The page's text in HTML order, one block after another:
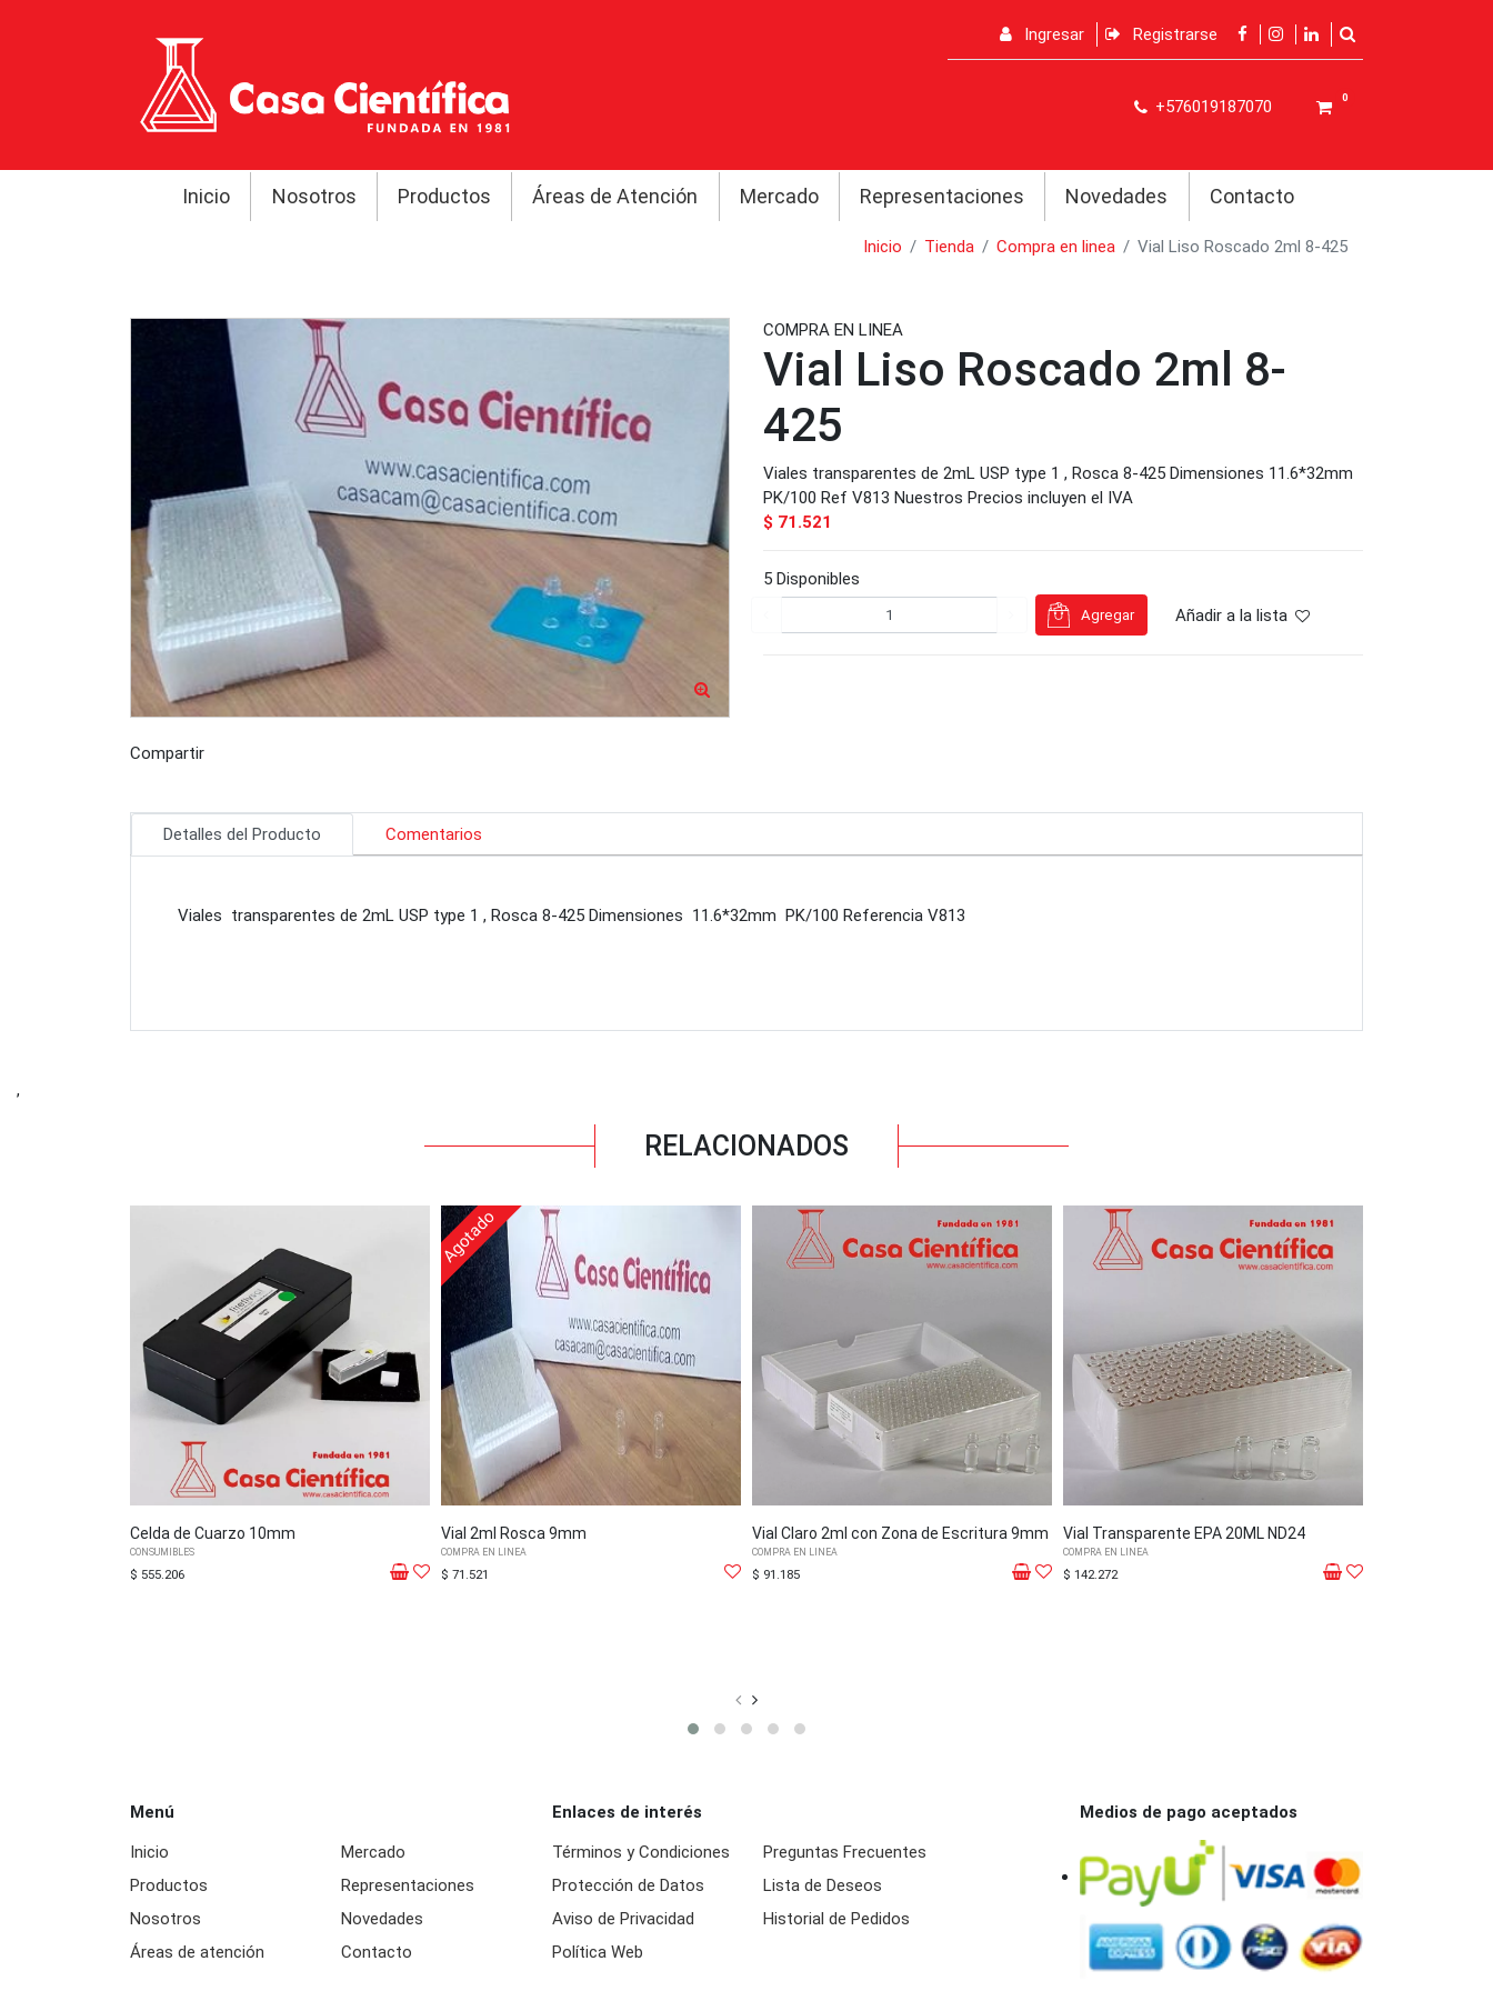
Ingresar Registrarse
+576019187070 0
Inicio Nosotros Productos Áreas de Atención Mercado Representaciones Novedades Contacto
Inicio Tienda Compra en linea Vial Liso Roscado 2ml 8-425
Compartir
COMPRA EN LINEA
Vial Liso Roscado 2ml 8-
425
Viales transparentes de 2mL USP type 1 , Rosca 8-425 Dimensiones 11.6*32mm
PK/100 Ref V813 Nuestros Precios incluyen el IVA
$ 71.521
5 Disponibles
Agregar Añadir a la lista
Detalles del Producto Comentarios
Viales transparentes de 2mL USP type 1 , Rosca 8-425 Dimensiones 11.6*32mm PK/100 Referencia V813
,
RELACIONADOS
Celda de Cuarzo 10mm
CONSUMIBLES
$ 555.206
Agotado
Vial 2ml Rosca 9mm
COMPRA EN LINEA
$ 71.521
Vial Claro 2ml con Zona de Escritura 9mm
COMPRA EN LINEA
$ 91.185
Vial Transparente EPA 20ML ND24
COMPRA EN LINEA
$ 142.272
Menú
Inicio
Productos
Nosotros
Áreas de atención
Mercado
Representaciones
Novedades
Contacto
Enlaces de interés
Términos y Condiciones
Protección de Datos
Aviso de Privacidad
Política Web
Preguntas Frecuentes
Lista de Deseos
Historial de Pedidos
Medios de pago aceptados